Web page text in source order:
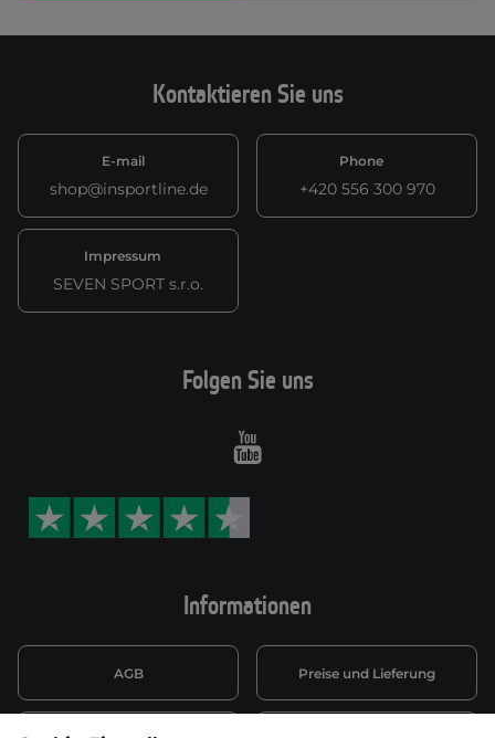
Kontaktieren Sie uns
E-mail
shop@insportline.de
Phone
+420 556 300 970
Impressum
SEVEN SPORT s.r.o.
Informationen
AGB Preise und Lieferung
Folgen Sie uns
Youtube